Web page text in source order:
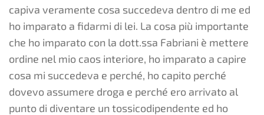
capiva veramente cosa succedeva dentro di me ed
ho imparato a fidarmi di lei. La cosa più importante
che ho imparato con la dott.ssa Fabriani è mettere
ordine nel mio caos interiore, ho imparato a capire
cosa mi succedeva e perché, ho capito perché
dovevo assumere droga e perché ero arrivato al
punto di diventare un tossicodipendente ed ho